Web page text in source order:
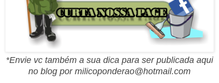
*Envie vc também a sua dica para ser publicada aqui
no blog por milicoponderao@hotmail.com